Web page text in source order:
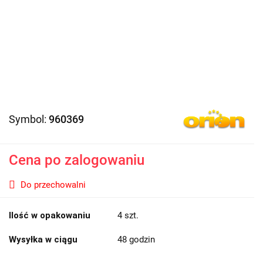
Symbol: 960369
Cena po zalogowaniu
Do przechowalni
Ilość w opakowaniu 4 szt.
Wysyłka w ciągu 48 godzin